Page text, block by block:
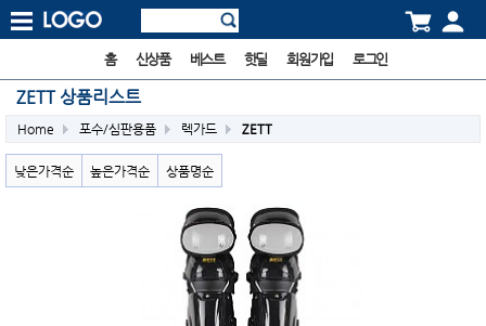
홈 신상품 베스트 핫딜 회원가입 로그인
ZETT 상품리스트
Home 포수/심판용품 렉가드 ZETT
낮은가격순 높은가격순 상품명순